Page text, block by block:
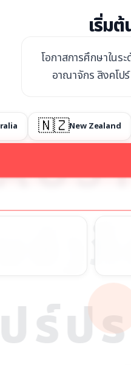
ปร
เริ่ม
โอกาสการศึกษาในร
อาณาจักร สิงคโป
🇳🇿New Zealand